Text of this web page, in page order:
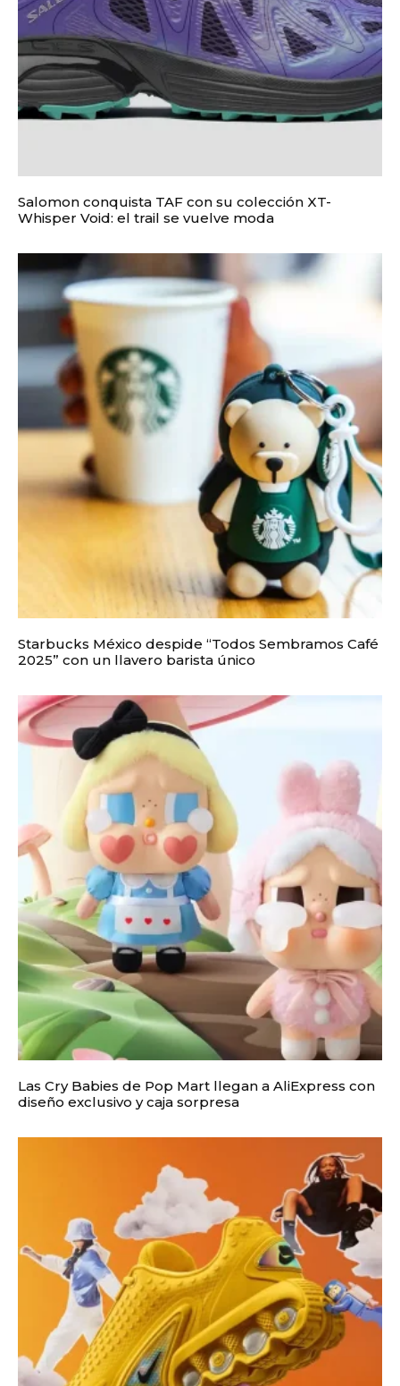
Salomon conquista TAF con su colección XT-
Whisper Void: el trail se vuelve moda
Starbucks México despide “Todos Sembramos Café
2025” con un llavero barista único
Las Cry Babies de Pop Mart llegan a AliExpress con
diseño exclusivo y caja sorpresa